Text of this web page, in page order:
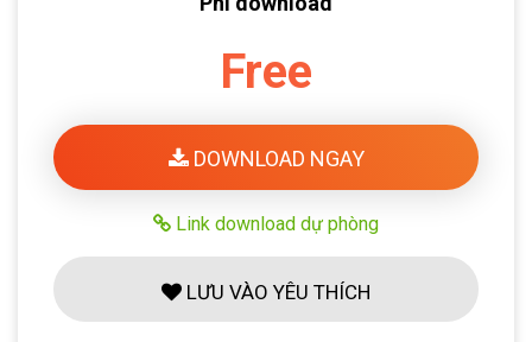
Free
DOWNLOAD NGAY
Link download dự phòng
LƯU VÀO YÊU THÍCH